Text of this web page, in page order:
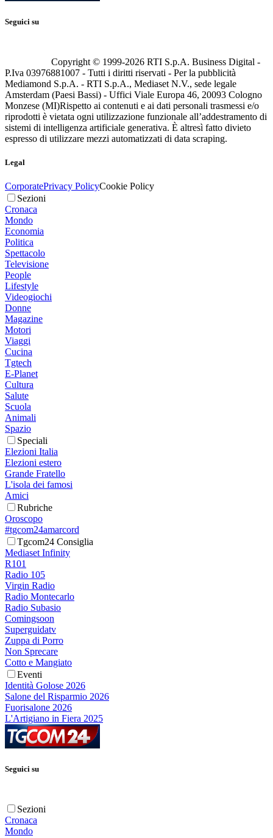
Seguici su
Copyright © 1999-2026 RTI S.p.A. Business Digital -
P.Iva 03976881007 - Tutti i diritti riservati - Per la pubblicità
Mediamond S.p.A. - RTI S.p.A., Mediaset N.V., sede legale
Amsterdam (Paesi Bassi) - Uffici Viale Europa 46, 20093 Cologno
Monzese (MI)Rispetto ai contenuti e ai dati personali trasmessi e/o
riprodotti è vietata ogni utilizzazione funzionale all’addestramento di
sistemi di intelligenza artificiale generativa. È altresì fatto divieto
espresso di utilizzare mezzi automatizzati di data scraping.
Legal
CorporatePrivacy PolicyCookie Policy
Sezioni
Cronaca
Mondo
Economia
Politica
Spettacolo
Televisione
People
Lifestyle
Videogiochi
Donne
Magazine
Motori
Viaggi
Cucina
Tgtech
E-Planet
Cultura
Salute
Scuola
Animali
Spazio
Speciali
Elezioni Italia
Elezioni estero
Grande Fratello
L'isola dei famosi
Amici
Rubriche
Oroscopo
#tgcom24amarcord
Tgcom24 Consiglia
Mediaset Infinity
R101
Radio 105
Virgin Radio
Radio Montecarlo
Radio Subasio
Comingsoon
Superguidatv
Zuppa di Porro
Non Sprecare
Cotto e Mangiato
Eventi
Identità Golose 2026
Salone del Risparmio 2026
Fuorisalone 2026
L'Artigiano in Fiera 2025
Seguici su
Sezioni
Cronaca
Mondo